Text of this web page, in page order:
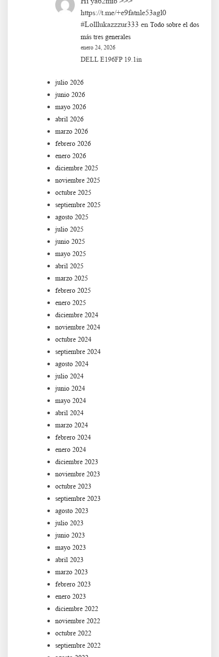
https://t.me/+e9fatnle53agl0
#Lolllukazzzur333 en Todo sobre el dos
más tres generales
enero 24, 2026
DELL E196FP 19.1in
julio 2026
junio 2026
mayo 2026
abril 2026
marzo 2026
febrero 2026
enero 2026
diciembre 2025
noviembre 2025
octubre 2025
septiembre 2025
agosto 2025
julio 2025
junio 2025
mayo 2025
abril 2025
marzo 2025
febrero 2025
enero 2025
diciembre 2024
noviembre 2024
octubre 2024
septiembre 2024
agosto 2024
julio 2024
junio 2024
mayo 2024
abril 2024
marzo 2024
febrero 2024
enero 2024
diciembre 2023
noviembre 2023
octubre 2023
septiembre 2023
agosto 2023
julio 2023
junio 2023
mayo 2023
abril 2023
marzo 2023
febrero 2023
enero 2023
diciembre 2022
noviembre 2022
octubre 2022
septiembre 2022